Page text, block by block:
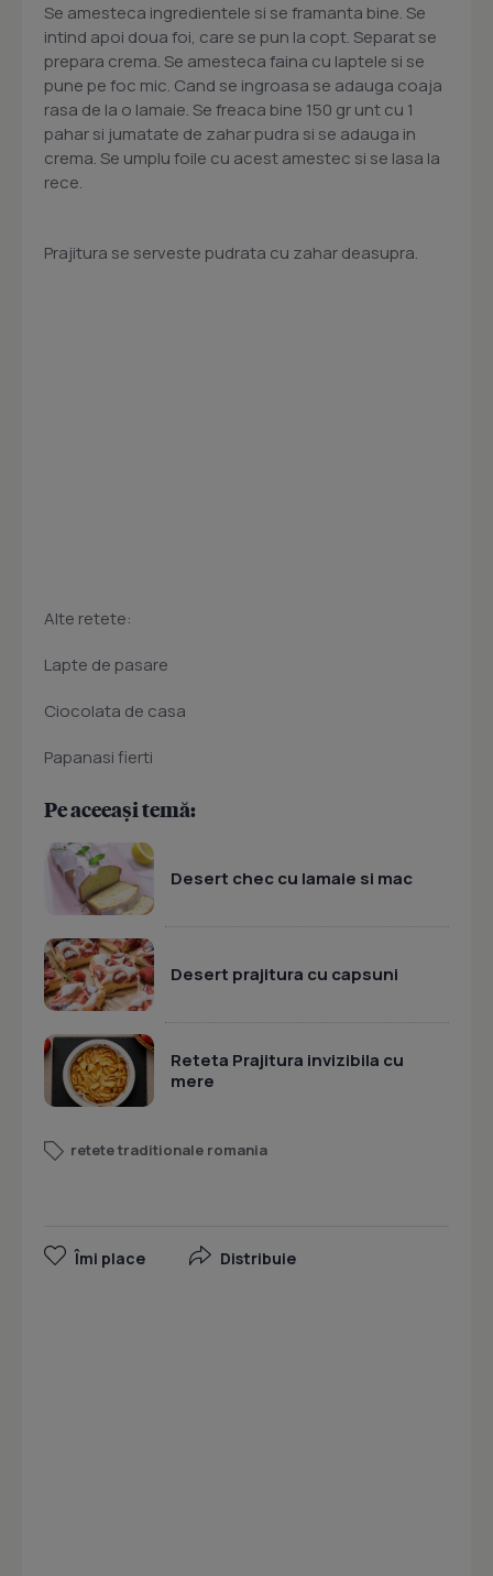
Se amesteca ingredientele si se framanta bine. Se
intind apoi doua foi, care se pun la copt. Separat se
prepara crema. Se amesteca faina cu laptele si se
pune pe foc mic. Cand se ingroasa se adauga coaja
rasa de la o lamaie. Se freaca bine 150 gr unt cu 1
pahar si jumatate de zahar pudra si se adauga in
crema. Se umplu foile cu acest amestec si se lasa la
rece.
Prajitura se serveste pudrata cu zahar deasupra.
Alte retete:
Lapte de pasare
Ciocolata de casa
Papanasi fierti
Pe aceeași temă:
Desert chec cu lamaie si mac
Desert prajitura cu capsuni
Reteta Prajitura invizibila cu
mere
retete traditionale romania
Îmi place Distribuie